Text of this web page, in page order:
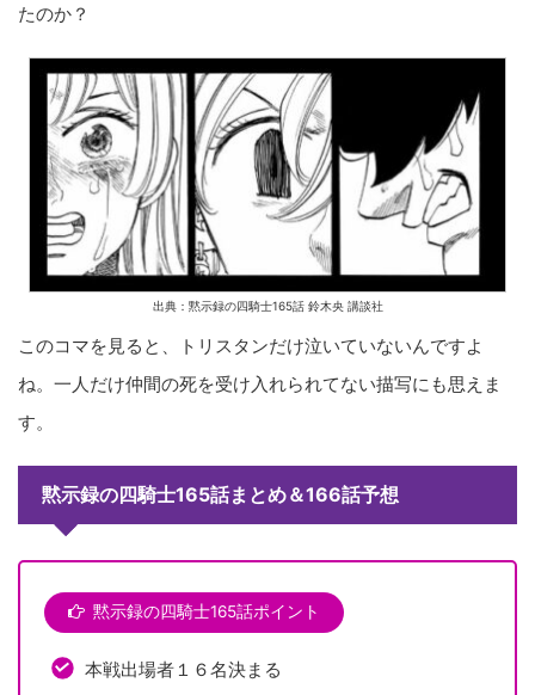
たのか？
出典：黙示録の四騎士165話 鈴木央 講談社
このコマを見ると、トリスタンだけ泣いていないんですよ
ね。一人だけ仲間の死を受け入れられてない描写にも思えま
す。
黙示録の四騎士165話まとめ＆166話予想
黙示録の四騎士165話ポイント
本戦出場者１６名決まる